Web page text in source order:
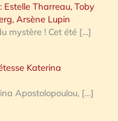
Tharreau, Toby
Arsène Lupin
mystère ! Cet été […]
Katerina
Apostolopoulou, […]